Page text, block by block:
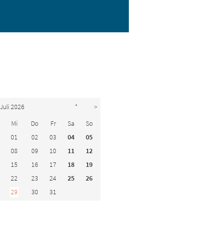
Juli 2026 *
>
Mi Do Fr Sa
So
01 02 03 04
05
08 09 10 11
12
15 16 17 18
19
22 23 24 25
26
29 30 31